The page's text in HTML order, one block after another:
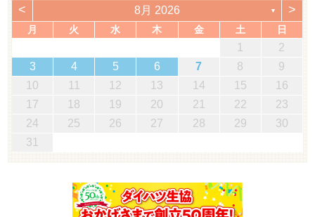
< 8月 2026 ▼ >
月 火 水 木 金 土 日
1
2
3
4 5 6 7 8
9
10
11 12 13 14 15
16
17
18 19 20 21 22
23
24
25 26 27 28 29
30
31